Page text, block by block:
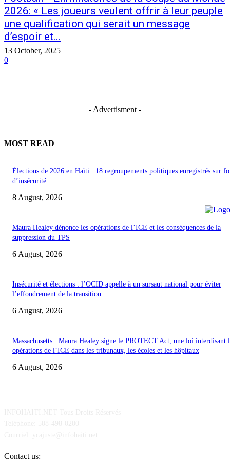
2026: « Les joueurs veulent offrir à leur peuple
une qualification qui serait un message
d’espoir et...
13 October, 2025
0
- Advertisment -
MOST READ
Élections de 2026 en Haïti : 18 regroupements politiques enregistrés sur
d’insécurité
8 August, 2026
Maura Healey dénonce les opérations de l’ICE et les conséquences de la
suppression du TPS
6 August, 2026
Insécurité et élections : l’OCID appelle à un sursaut national pour éviter
l’effondrement de la transition
6 August, 2026
Massachusetts : Maura Healey signe le PROTECT Act, une loi interdisant
opérations de l’ICE dans les tribunaux, les écoles et les hôpitaux
6 August, 2026
Contact us: